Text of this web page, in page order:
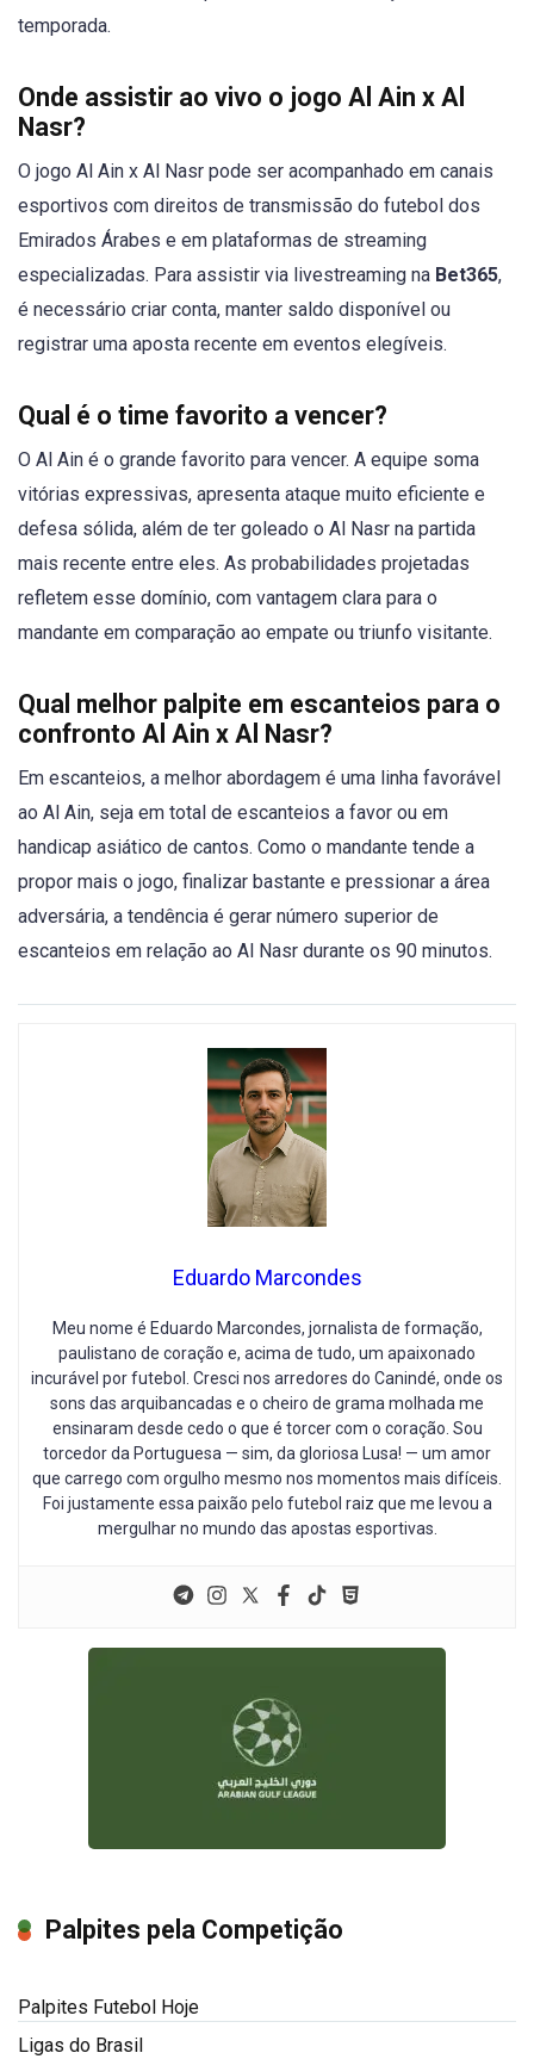
temporada.
Onde assistir ao vivo o jogo Al Ain x Al
Nasr?
O jogo Al Ain x Al Nasr pode ser acompanhado em canais
esportivos com direitos de transmissão do futebol dos
Emirados Árabes e em plataformas de streaming
especializadas. Para assistir via livestreaming na Bet365,
é necessário criar conta, manter saldo disponível ou
registrar uma aposta recente em eventos elegíveis.
Qual é o time favorito a vencer?
O Al Ain é o grande favorito para vencer. A equipe soma
vitórias expressivas, apresenta ataque muito eficiente e
defesa sólida, além de ter goleado o Al Nasr na partida
mais recente entre eles. As probabilidades projetadas
refletem esse domínio, com vantagem clara para o
mandante em comparação ao empate ou triunfo visitante.
Qual melhor palpite em escanteios para o
confronto Al Ain x Al Nasr?
Em escanteios, a melhor abordagem é uma linha favorável
ao Al Ain, seja em total de escanteios a favor ou em
handicap asiático de cantos. Como o mandante tende a
propor mais o jogo, finalizar bastante e pressionar a área
adversária, a tendência é gerar número superior de
escanteios em relação ao Al Nasr durante os 90 minutos.
Eduardo Marcondes
Meu nome é Eduardo Marcondes, jornalista de formação,
paulistano de coração e, acima de tudo, um apaixonado
incurável por futebol. Cresci nos arredores do Canindé, onde os
sons das arquibancadas e o cheiro de grama molhada me
ensinaram desde cedo o que é torcer com o coração. Sou
torcedor da Portuguesa — sim, da gloriosa Lusa! — um amor
que carrego com orgulho mesmo nos momentos mais difíceis.
Foi justamente essa paixão pelo futebol raiz que me levou a
mergulhar no mundo das apostas esportivas.
Palpites pela Competição
Palpites Futebol Hoje
Ligas do Brasil